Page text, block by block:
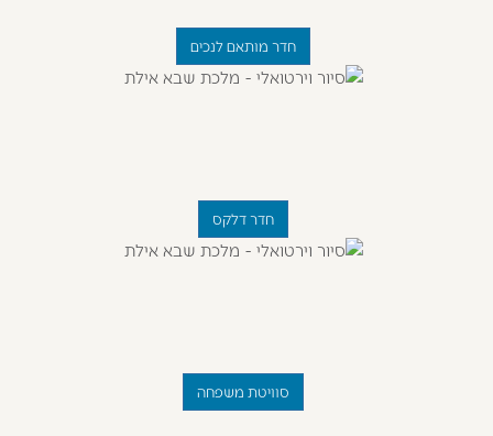
חדר מותאם לנכים
חדר דלקס
סוויטת משפחה